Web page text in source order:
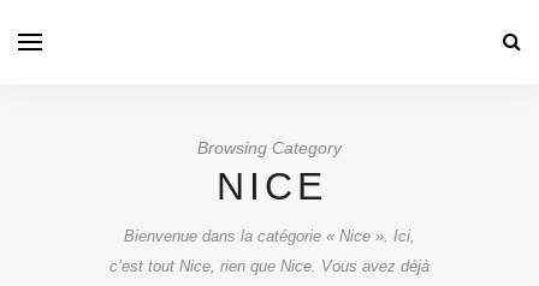
Browsing Category
NICE
Bienvenue dans la catégorie « Nice ». Ici,
c’est tout Nice, rien que Nice. Vous avez déjà